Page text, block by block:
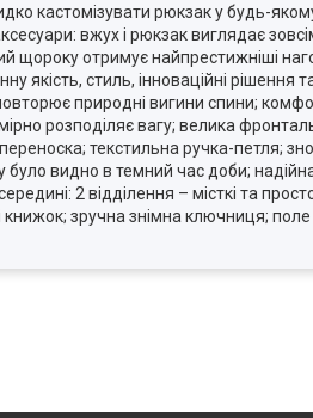
кастомізувати рюкзак у будь-
вжух і рюкзак виглядає
щороку отримує найпрестижніші
якість, стиль, інноваційні рішення
природні вигини спини;
розподіляє вагу; велика
текстильна ручка-петля;
було видно в темний час доби;
2 відділення – місткі та
зручна знімна ключниця;